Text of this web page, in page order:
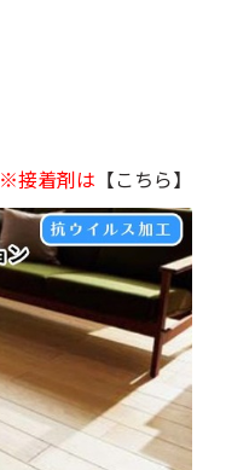
※接着剤は 【こちら】